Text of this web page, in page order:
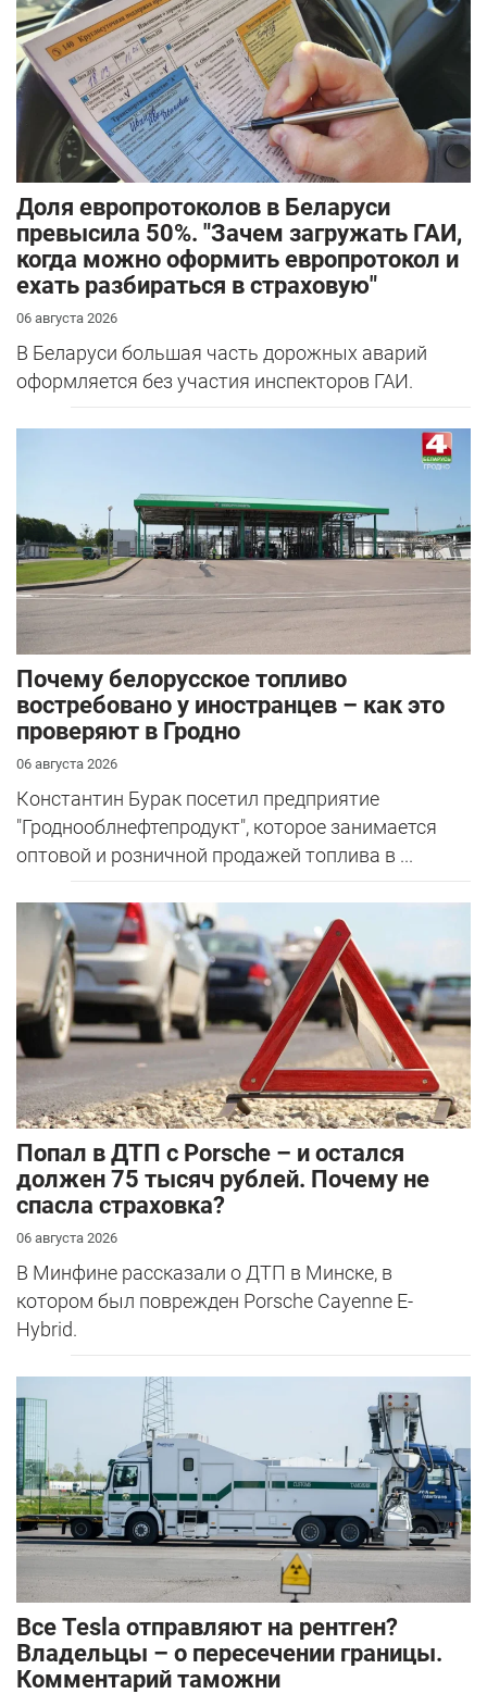
Доля европротоколов в Беларуси
превысила 50%. "Зачем загружать ГАИ,
когда можно оформить европротокол и
ехать разбираться в страховую"
06 августа 2026
В Беларуси большая часть дорожных аварий
оформляется без участия инспекторов ГАИ.
Почему белорусское топливо
востребовано у иностранцев – как это
проверяют в Гродно
06 августа 2026
Константин Бурак посетил предприятие
"Гроднооблнефтепродукт", которое занимается
оптовой и розничной продажей топлива в ...
​Попал в ДТП с Porsche – и остался
должен 75 тысяч рублей. Почему не
спасла страховка?
06 августа 2026
В Минфине рассказали о ДТП в Минске, в
котором был поврежден Porsche Cayenne E-
Hybrid.
Все Tesla отправляют на рентген?
Владельцы – о пересечении границы.
Комментарий таможни